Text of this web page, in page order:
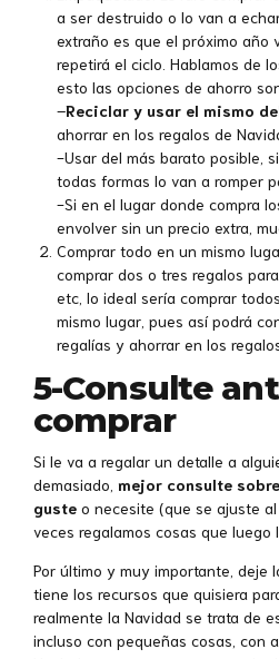
a ser destruido o lo van a
extraño es que el próximo año
repetirá el ciclo. Hablamos de
esto las opciones de ahorro
–Reciclar y usar el mismo
ahorrar en los regalos de
-Usar del más barato posible,
todas formas lo van a romper
-Si en el lugar donde compra
envolver sin un precio extra,
Comprar todo en un mismo
comprar dos o tres regalos
etc, lo ideal sería comprar
mismo lugar, pues así podrá
regalías y ahorrar en los
5-Consulte
comprar
Si le va a regalar un detalle a
demasiado, mejor consulte
guste o necesite (que se ajuste
veces regalamos cosas que luego
Por último y muy importante, deje
tiene los recursos que quisiera
realmente la Navidad se trata de
incluso con pequeñas cosas, con